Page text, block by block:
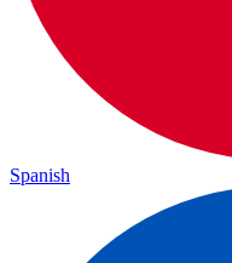
Spanish